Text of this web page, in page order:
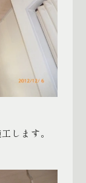
します。